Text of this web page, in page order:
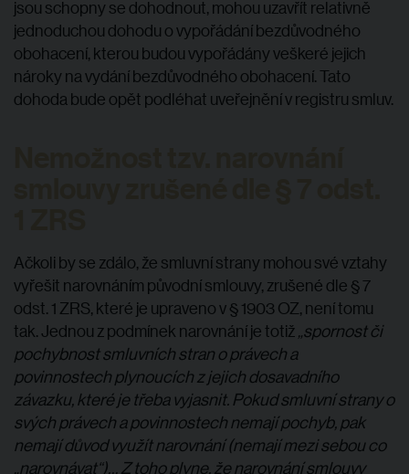
jsou schopny se dohodnout, mohou uzavřít relativně
jednoduchou dohodu o vypořádání bezdůvodného
obohacení, kterou budou vypořádány veškeré jejich
nároky na vydání bezdůvodného obohacení. Tato
dohoda bude opět podléhat uveřejnění v registru smluv.
Ačkoli by se zdálo, že smluvní strany mohou své vztahy
vyřešit narovnáním původní smlouvy, zrušené dle § 7
odst. 1 ZRS, které je upraveno v § 1903 OZ, není tomu
tak. Jednou z podmínek narovnání je totiž„spornost či
pochybnost smluvních stran o právech a
povinnostech plynoucích z jejich dosavadního
závazku, které je třeba vyjasnit. Pokud smluvní strany o
svých právech a povinnostech nemají pochyb, pak
nemají důvod využít narovnání (nemají mezi sebou co
„narovnávat“)… Z toho plyne, že narovnání smlouvy